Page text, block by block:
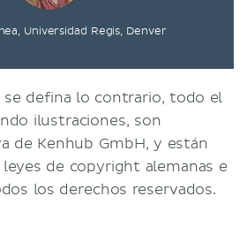
Universidad Regis, Denver
se defina lo contrario, todo el
ilustraciones, son
de Kenhub GmbH, y están
de copyright alemanas e
los derechos reservados.